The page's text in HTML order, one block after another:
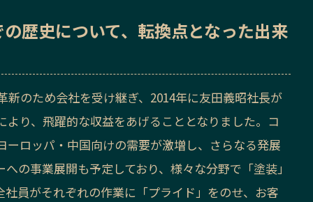
歴史について、転換点となった出来
のため会社を受け継ぎ、2014年に友田義昭社長が
り、飛躍的な収益をあげることとなりました。コ
ロッパ・中国向けの需要が激増し、さらなる発展
の事業展開も予定しており、様々な分野で「塗装」
員がそれぞれの作業に「プライド」をのせ、お客